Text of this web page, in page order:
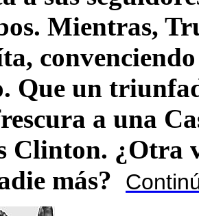
Mientras,
Que un
a una
Clinton. ¿Otra
más?